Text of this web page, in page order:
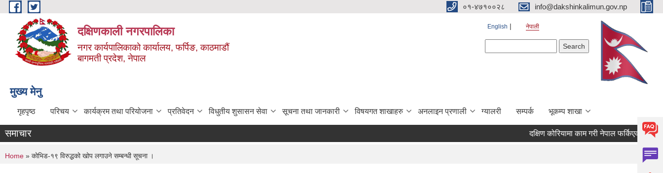
Skip to main content ०१-४७१००२८ info@dakshinkalimun.gov.np
दक्षिणकाली नगरपालिका
नगर कार्यपालिकाको कार्यालय, फर्पिङ, काठमाडौं
बागमती प्रदेश, नेपाल
English नेपाली
मुख्य मेनु
गृहपृष्ठ परिचय कार्यक्रम तथा परियोजना प्रतिवेदन विधुतीय शुसासन सेवा सूचना तथा जानकारी विषयगत शाखाहरु अनलाइन प्रणाली ग्यालरी सम्पर्क भूकम्प शाखा
समाचार दक्षिण कोरियामा काम गरी नेपाल फर्किएका
You are here
Home » कोभिड-१९ विरुद्धको खोप लगाउने सम्बन्धी सूचना ।